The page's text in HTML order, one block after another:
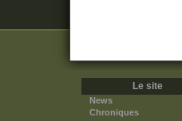
Le site
News
Chroniques